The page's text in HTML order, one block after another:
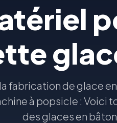
fabrication de glace
à popsicle : Voici
des glaces en